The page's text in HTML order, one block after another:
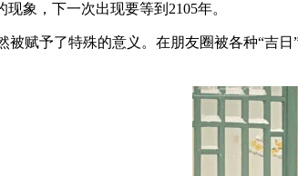
现象，下一次出现要等到2105年。
被赋予了特殊的意义。在朋友圈被各种“吉